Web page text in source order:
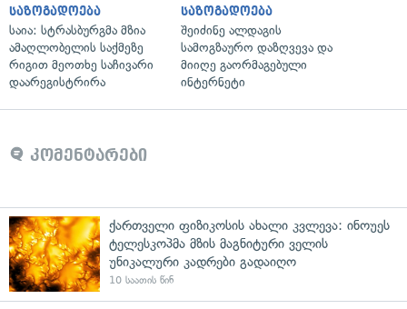
საზოგადოება
საია: სტრასბურგმა მზია
ამაღლობელის საქმეზე
რიგით მეოთხე საჩივარი
დაარეგისტრირა
საზოგადოება
შეიძინე ალდაგის
სამოგზაურო დაზღვევა და
მიიღე გაორმაგებული
ინტერნეტი
კომენტარები
ქართველი ფიზიკოსის ახალი კვლევა: ინოუეს
ტელესკოპმა მზის მაგნიტური ველის
უნიკალური კადრები გადაიღო
10 საათის წინ